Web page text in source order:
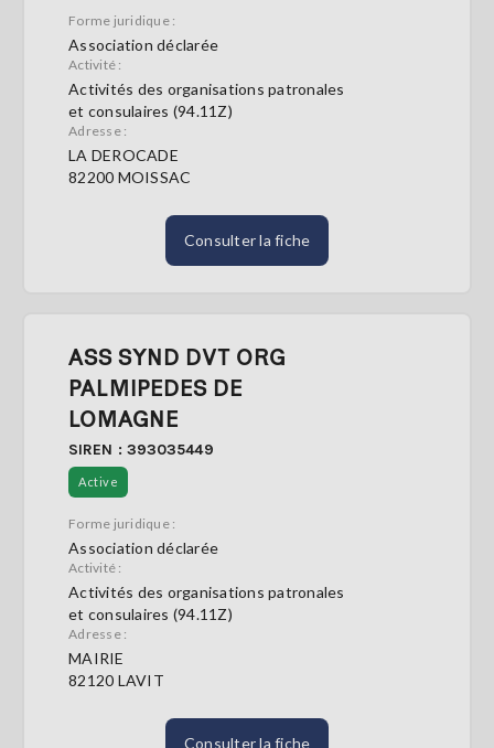
Forme juridique :
Association déclarée
Activité :
Activités des organisations patronales
et consulaires (94.11Z)
Adresse :
LA DEROCADE
82200 MOISSAC
Consulter la fiche
ASS SYND DVT ORG
PALMIPEDES DE
LOMAGNE
SIREN : 393035449
Active
Forme juridique :
Association déclarée
Activité :
Activités des organisations patronales
et consulaires (94.11Z)
Adresse :
MAIRIE
82120 LAVIT
Consulter la fiche